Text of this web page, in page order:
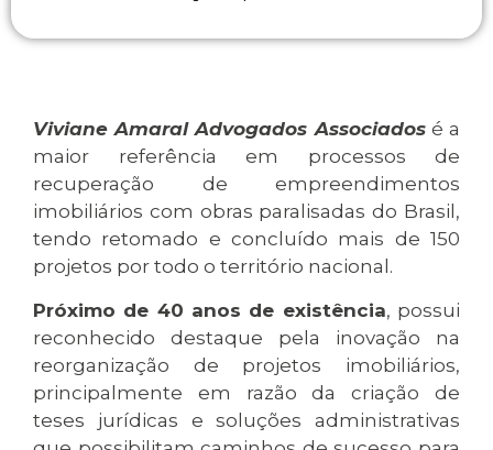
Viviane Amaral Advogados Associadosé a
maior referência em processos de
recuperação de empreendimentos
imobiliários com obras paralisadas do Brasil,
tendo retomado e concluído mais de 150
projetos por todo o território nacional.
Próximo de 40 anos de existência, possui
reconhecido destaque pela inovação na
reorganização de projetos imobiliários,
principalmente em razão da criação de
teses jurídicas e soluções administrativas